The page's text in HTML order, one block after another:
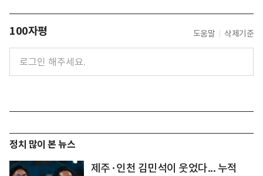
100자평 도움말 삭제기준
정치 많이 본 뉴스
제주·인천 김민석이 웃었다... 누적